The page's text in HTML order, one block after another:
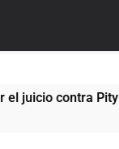
contra Pity Alvarez